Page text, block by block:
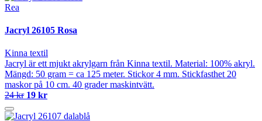
Rea
Jacryl 26105 Rosa
Kinna textil
Jacryl är ett mjukt akrylgarn från Kinna textil. Material: 100% akryl.
Mängd: 50 gram = ca 125 meter. Stickor 4 mm. Stickfasthet 20
maskor på 10 cm. 40 grader maskintvätt.
24 kr 19 kr